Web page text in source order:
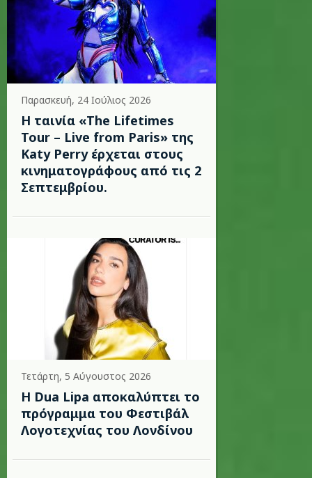
Παρασκευή, 24 Ιούλιος 2026
Η ταινία «The Lifetimes
Tour – Live from Paris» της
Katy Perry έρχεται στους
κινηματογράφους από τις 2
Σεπτεμβρίου.
Τετάρτη, 5 Αύγουστος 2026
Η Dua Lipa αποκαλύπτει το
πρόγραμμα του Φεστιβάλ
Λογοτεχνίας του Λονδίνου